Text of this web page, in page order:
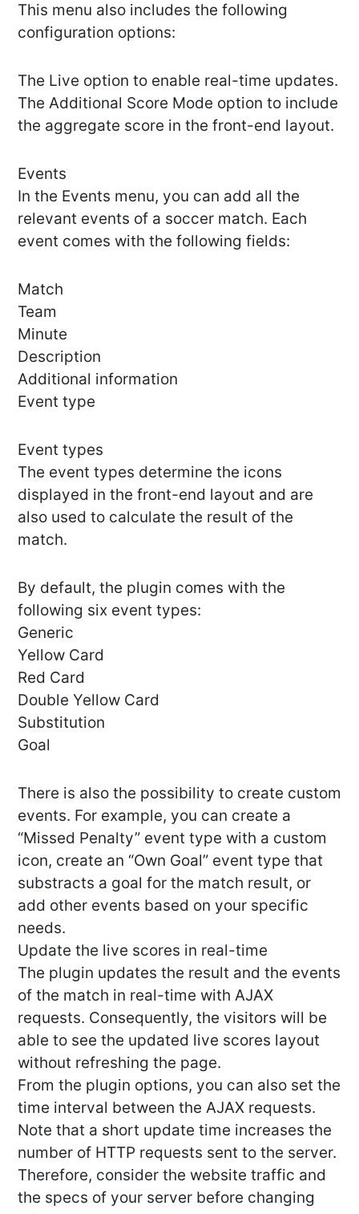
This menu also includes the following
configuration options:
The Live option to enable real-time updates.
The Additional Score Mode option to include
the aggregate score in the front-end layout.
Events
In the Events menu, you can add all the
relevant events of a soccer match. Each
event comes with the following fields:
Match
Team
Minute
Description
Additional information
Event type
Event types
The event types determine the icons
displayed in the front-end layout and are
also used to calculate the result of the
match.
By default, the plugin comes with the
following six event types:
Generic
Yellow Card
Red Card
Double Yellow Card
Substitution
Goal
There is also the possibility to create custom
events. For example, you can create a
“Missed Penalty” event type with a custom
icon, create an “Own Goal” event type that
substracts a goal for the match result, or
add other events based on your specific
needs.
Update the live scores in real-time
The plugin updates the result and the events
of the match in real-time with AJAX
requests. Consequently, the visitors will be
able to see the updated live scores layout
without refreshing the page.
From the plugin options, you can also set the
time interval between the AJAX requests.
Note that a short update time increases the
number of HTTP requests sent to the server.
Therefore, consider the website traffic and
the specs of your server before changing